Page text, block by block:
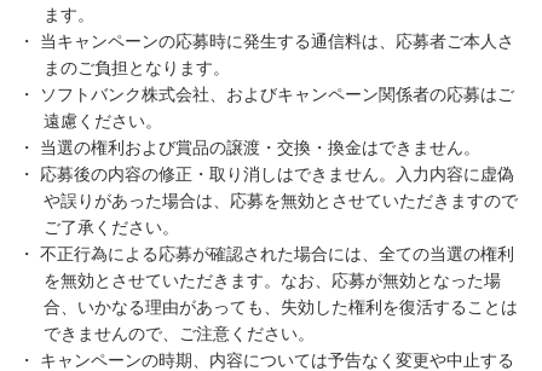
ます。
・ 当キャンペーンの応募時に発生する通信料は、応募者ご本人さ
まのご負担となります。
・ ソフトバンク株式会社、およびキャンペーン関係者の応募はご
遠慮ください。
・ 当選の権利および賞品の譲渡・交換・換金はできません。
・ 応募後の内容の修正・取り消しはできません。入力内容に虚偽
や誤りがあった場合は、応募を無効とさせていただきますので
ご了承ください。
・ 不正行為による応募が確認された場合には、全ての当選の権利
を無効とさせていただきます。なお、応募が無効となった場
合、いかなる理由があっても、失効した権利を復活することは
できませんので、ご注意ください。
・ キャンペーンの時期、内容については予告なく変更や中止する